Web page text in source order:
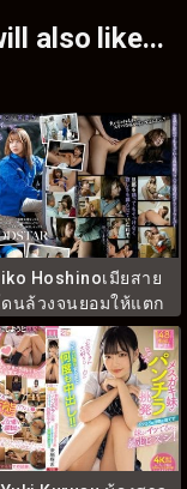
also like...
Hoshinoเมียสาย
ดนล้วงจนยอมให้แตก
น START-354